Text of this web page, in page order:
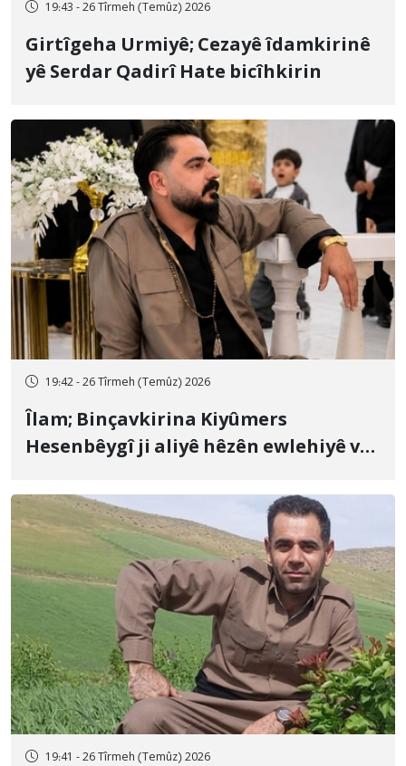
19:43 - 26 Tîrmeh (Temûz) 2026
Girtîgeha Urmiyê; Cezayê îdamkirinê
yê Serdar Qadirî Hate bicîhkirin
19:42 - 26 Tîrmeh (Temûz) 2026
Îlam; Binçavkirina Kiyûmers
Hesenbêygî ji aliyê hêzên ewlehiyê ve
19:41 - 26 Tîrmeh (Temûz) 2026